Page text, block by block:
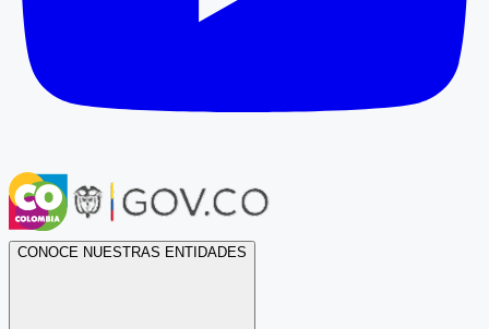
CONOCE NUESTRAS ENTIDADES